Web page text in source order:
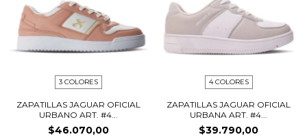
3 COLORES
ZAPATILLAS JAGUAR OFICIAL
URBANO ART. #4...
$46.070,00
4 COLORES
ZAPATILLAS JAGUAR OFICIAL
URBANA ART. #4...
$39.790,00